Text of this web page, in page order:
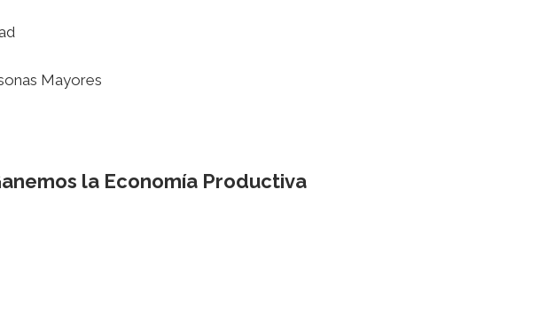
Mayores
la Economía Productiva